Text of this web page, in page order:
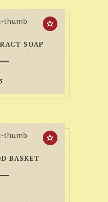
SOAP
BASKET